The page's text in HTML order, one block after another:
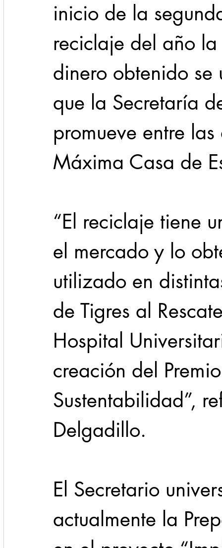
inicio de la
reciclaje del año
dinero obtenido
que la Secretaría
promueve entre
Máxima Casa de
“El reciclaje tiene
el mercado y lo
utilizado en
de Tigres al
Hospital
creación del
Sustentabilidad”,
Delgadillo.
El Secretario
actualmente la